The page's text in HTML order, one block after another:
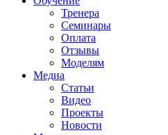
Тренера
Семинары
Оплата
Отзывы
Моделям
Медиа
Статьи
Видео
Проекты
Новости